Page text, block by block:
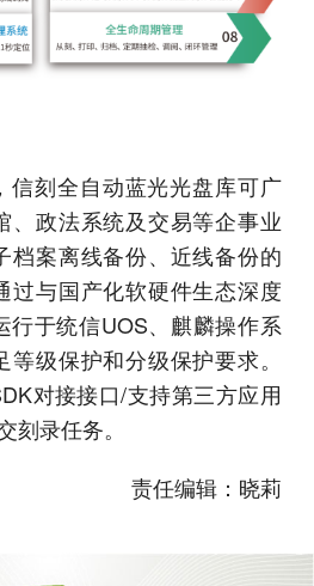
信刻全自动蓝光光盘库可广
、政法系统及交易等企事业
档案离线备份、近线备份的
过与国产化软硬件生态深度
行于统信UOS、麒麟操作系
级保护和分级保护要求。
对接接口/支持第三方应用
刻录任务。
责任编辑：晓莉